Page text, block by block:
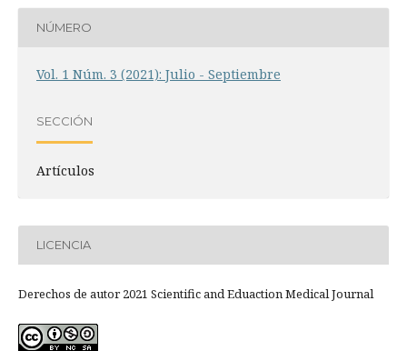
NÚMERO
Vol. 1 Núm. 3 (2021): Julio - Septiembre
SECCIÓN
Artículos
LICENCIA
Derechos de autor 2021 Scientific and Eduaction Medical Journal